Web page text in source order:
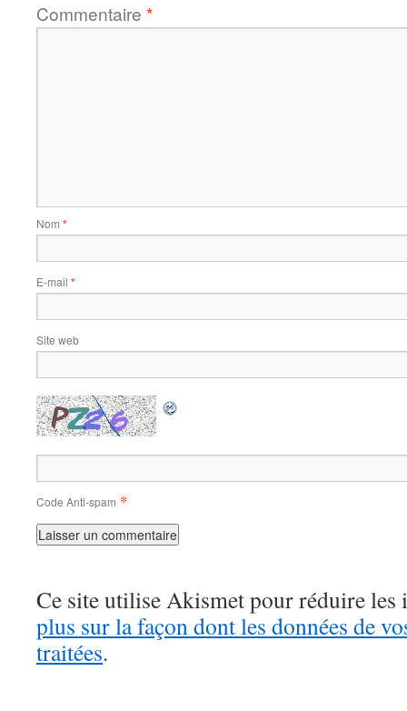
Commentaire *
Nom *
E-mail *
Site web
Code Anti-spam *
Ce site utilise Akismet pour réduire les
plus sur la façon dont les données de
traitées.